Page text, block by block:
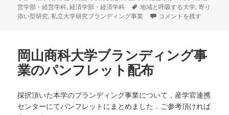
リ
ー
営学部・経営学科,経済学部・経済学科
タ
グ
地域と呼吸する大学,寄り
添い型研究,私立大学研究ブランディング事業 6/7シンポジウム参加申
コメントを残す
岡山商科大学ブランディング事
業のパンフレット配布
採択頂いた本学のブランディング事業について，産学官連携
センターにてパンフレットにまとめました．ご参考頂ければ